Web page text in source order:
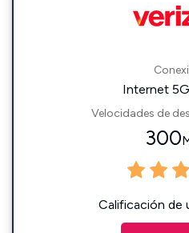
Internet
Velocidades de
300
Calificación de